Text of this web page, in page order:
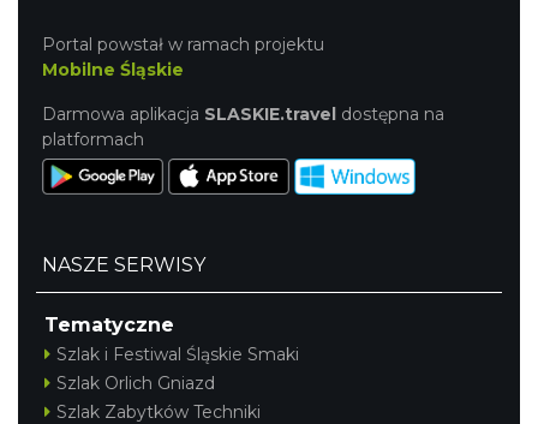
Portal powstał w ramach projektu
Mobilne Śląskie
Darmowa aplikacja SLASKIE.travel dostępna na
platformach
NASZE SERWISY
Tematyczne
Szlak i Festiwal Śląskie Smaki
Szlak Orlich Gniazd
Szlak Zabytków Techniki